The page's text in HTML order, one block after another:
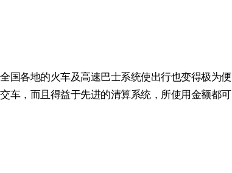
国各地的火车及高速巴士系统使出行也变得极为便
车，而且得益于先进的清算系统，所使用金额都可